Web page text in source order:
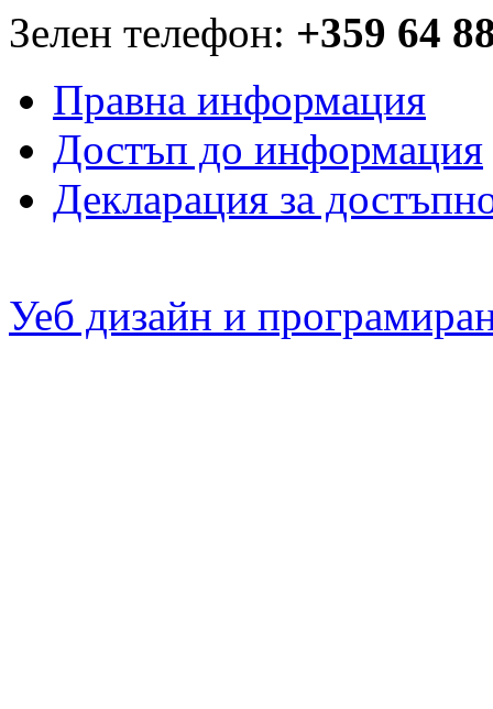
Зелен телефон: +359 64
Правна информация
Достъп до информация
Декларация за
Уеб дизайн и